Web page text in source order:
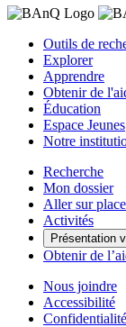
Outils de
Explorer
Apprendre
Obtenir de
Éducation
Espace Jeunes
Notre
Recherche
Mon dossier
Aller sur place
Activités
Présentation
Obtenir de
Nous joindre
Accessibilité
Confidentialité